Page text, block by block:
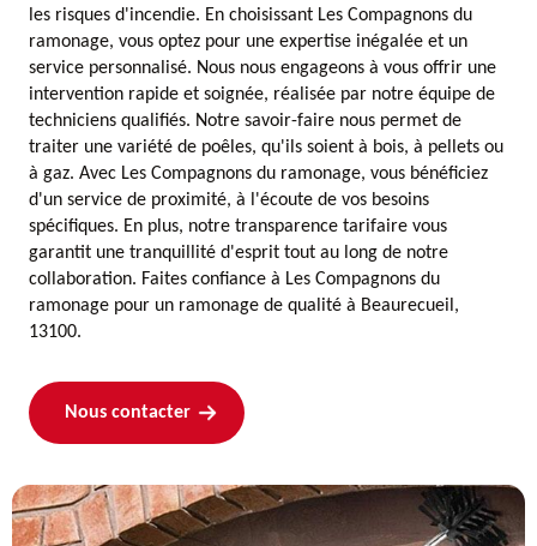
les risques d'incendie. En choisissant Les Compagnons du
ramonage, vous optez pour une expertise inégalée et un
service personnalisé. Nous nous engageons à vous offrir une
intervention rapide et soignée, réalisée par notre équipe de
techniciens qualifiés. Notre savoir-faire nous permet de
traiter une variété de poêles, qu'ils soient à bois, à pellets ou
à gaz. Avec Les Compagnons du ramonage, vous bénéficiez
d'un service de proximité, à l'écoute de vos besoins
spécifiques. En plus, notre transparence tarifaire vous
garantit une tranquillité d'esprit tout au long de notre
collaboration. Faites confiance à Les Compagnons du
ramonage pour un ramonage de qualité à Beaurecueil,
13100.
Nous contacter